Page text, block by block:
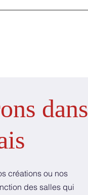
dans
créations ou nos
des salles qui